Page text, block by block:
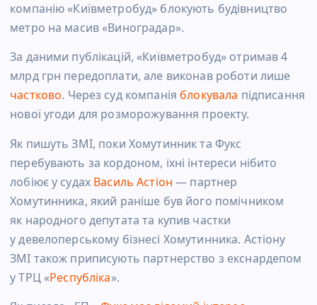
компанію «Київметробуд» блокують будівництво
метро на масив «Виноградар».
За даними публікацій, «Київметробуд» отримав 4
млрд грн передоплати, але виконав роботи лише
частково. Через суд компанія блокувала підписання
нової угоди для розморожування проекту.
Як пишуть ЗМІ, поки Хомутинник та Фукс
перебувають за кордоном, їхні інтереси нібито
лобіює у судах Василь Астіон — партнер
Хомутинника, який раніше був його помічником
як народного депутата та купив частки
у девелоперському бізнесі Хомутинника. Астіону
ЗМІ також приписують партнерство з екснардепом
у ТРЦ «Республіка».